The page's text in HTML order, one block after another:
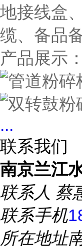
地接线盒
缆、备品
产品展示：
...
联系我们
南京兰江
联系人 蔡
联系手机
所在地址